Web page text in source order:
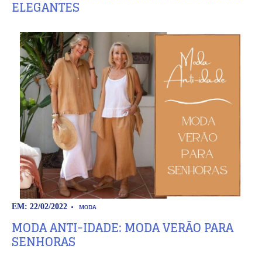
ELEGANTES
EM: 22/02/2022 MODA
MODA ANTI-IDADE: MODA VERÃO PARA
SENHORAS